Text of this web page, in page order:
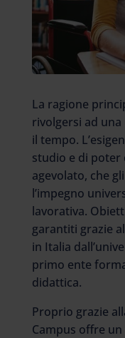
La ragione
rivolgersi ad
il tempo.
studio e di poter
agevolato, che
l’impegno
lavorativa.
garantiti grazie
in Italia
primo ente
didattica.
Proprio grazie
Campus offre